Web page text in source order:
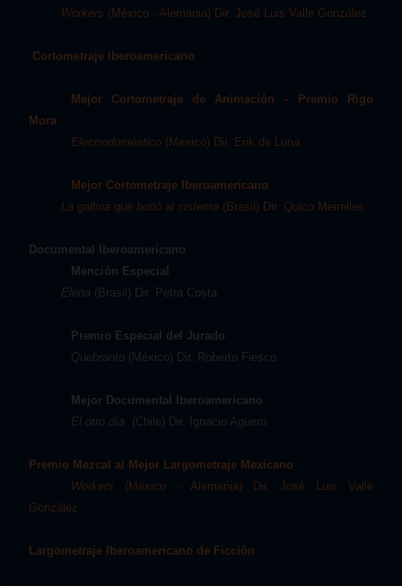
Workers (México - Alemania) Dir. José Luis Valle González
Cortometraje Iberoamericano
Mejor Cortometraje de Animación – Premio Rigo
Mora
Electrodoméstico (México) Dir. Erik de Luna
Mejor Cortometraje Iberoamericano
La gallina que burló al sistema (Brasil) Dir. Quico Meirelles
Documental Iberoamericano
Mención Especial
Elena (Brasil) Dir. Petra Costa
Premio Especial del Jurado
Quebranto (México) Dir. Roberto Fiesco
Mejor Documental Iberoamericano
El otro día
(Chile) Dir. Ignacio Agüero
Premio Mezcal al Mejor Largometraje Mexicano
Workers (México - Alemania) Dir. José Luis Valle
González
Largometraje Iberoamericano de Ficción